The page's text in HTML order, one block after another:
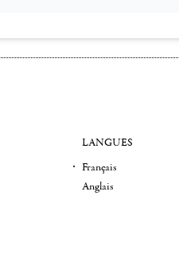
LANGUES
Français
Anglais